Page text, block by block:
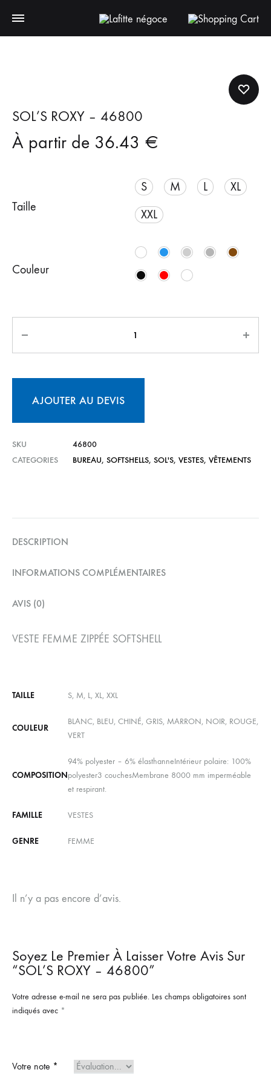
SOL’S ROXY – 46800
À partir de 36.43 €
Taille
S M L
XL
XXL
Couleur
AJOUTER AU DEVIS
SKU
46800
CATEGORIES
BUREAU, SOFTSHELLS, SOL'S, VESTES, VÊTEMENTS
DESCRIPTION
INFORMATIONS COMPLÉMENTAIRES
AVIS (0)
VESTE FEMME ZIPPÉE SOFTSHELL
TAILLE S, M, L, XL, XXL
COULEUR
BLANC, BLEU, CHINÉ, GRIS, MARRON, NOIR, ROUGE,
VERT
COMPOSITION
94% polyester – 6% élasthanneIntérieur polaire: 100%
polyester3 couchesMembrane 8000 mm imperméable
et respirant.
FAMILLE VESTES
GENRE FEMME
Il n’y a pas encore d’avis.
Soyez Le Premier À Laisser Votre Avis Sur
“SOL’S ROXY – 46800”
Votre adresse e-mail ne sera pas publiée. Les champs obligatoires sont
indiqués avec *
Votre note *